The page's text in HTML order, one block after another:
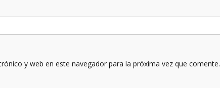
y web en este navegador para la próxima vez que comente.